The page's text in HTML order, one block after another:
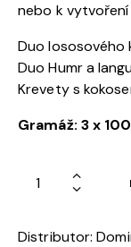
nebo k
Duo lososového
Duo Humr a
Krevety s
Gramáž: 3 x
Distributor: